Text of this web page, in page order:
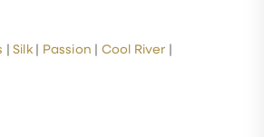
|Silk| Passion | Cool River |